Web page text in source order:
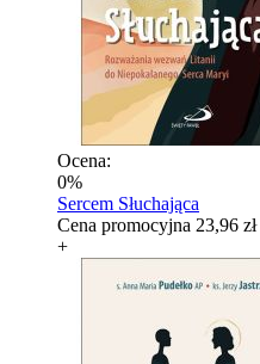
Ocena:
0%
Sercem Słuchająca
Cena promocyjna 23,96 zł
+